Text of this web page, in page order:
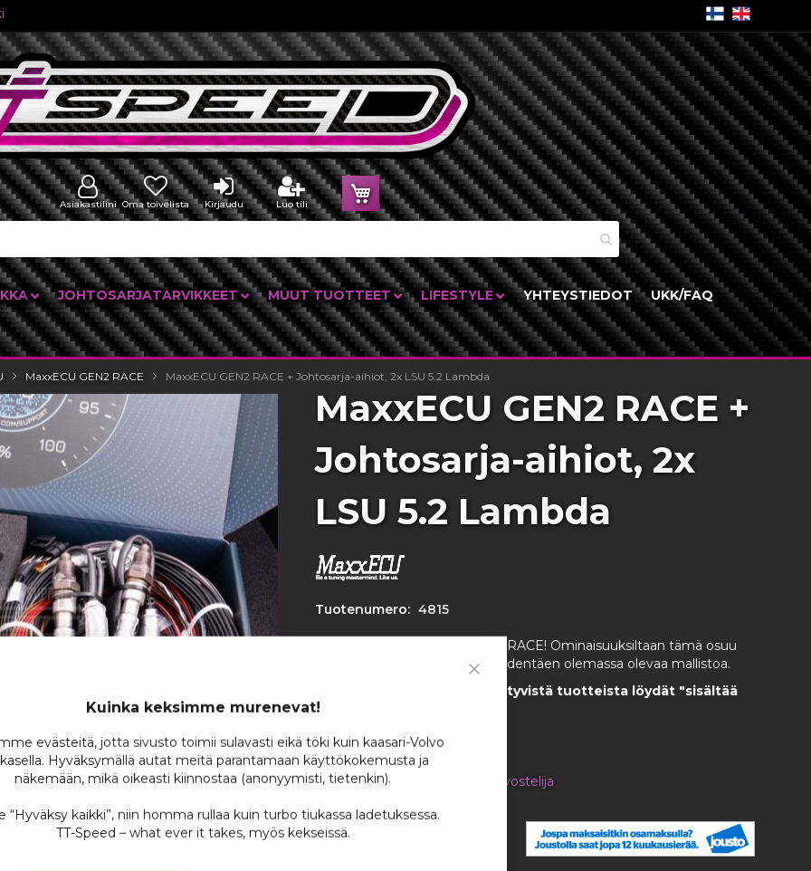
Cookie
Kuinka keksimme murenevat!
evästeitä, jotta sivusto toimii sulavasti eikä töki kuin kaasari-Volvo
Hyväksymällä autat meitä parantamaan käyttökokemusta ja
näkemään, mikä oikeasti kiinnostaa (anonyymisti, tietenkin).
“Hyväksy kaikki”, niin homma rullaa kuin turbo tiukassa ladetuksessa.
TT-Speed – what ever it takes, myös kekseissä.
Ostoskori
Asiakastilini Oma toivelista Kirjaudu Luo tili
JOHTOSARJATARVIKKEET MUUT TUOTTEET LIFESTYLE YHTEYSTIEDOT UKK/FAQ
MaxxECU GEN2 RACE MaxxECU GEN2 RACE + Johtosarja-aihiot, 2x LSU 5.2 Lambda
MaxxECU GEN2 RACE +
Johtosarja-aihiot, 2x
LSU 5.2 Lambda
Tuotenumero: 4815
Tässä on uusi MaxxECU GEN2 RACE! Ominaisuuksiltaan tämä osuu
RACE ja PRO mallien väliin täydentäen olemassa olevaa mallistoa.
Tarkemman listauksen sisältyvistä tuotteista löydät "sisältää
tuotteet"-välilehdeltä.
Varastossa
Ole ensimmäinen tuotteen arvostelija
2 885,25 €